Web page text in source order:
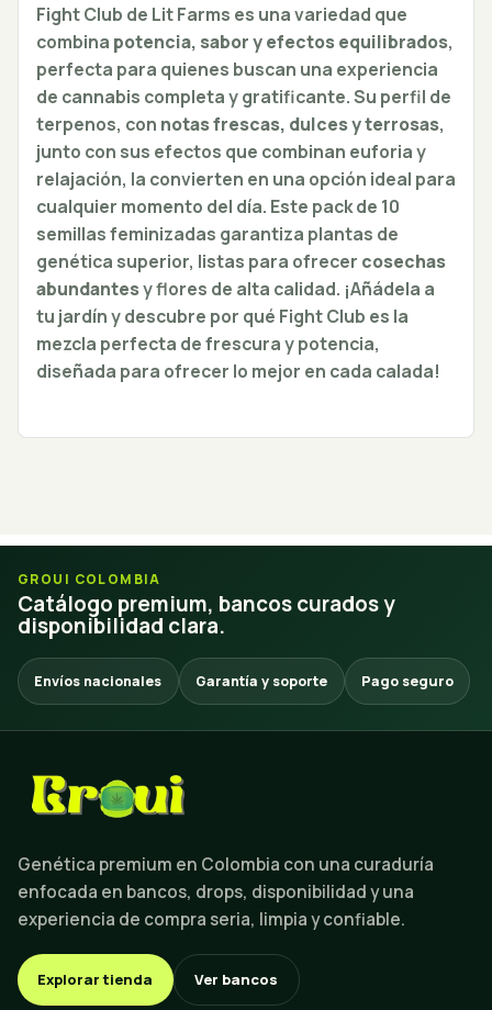
Fight Club de Lit Farms es una variedad que
combina potencia, sabor y efectos equilibrados,
perfecta para quienes buscan una experiencia
de cannabis completa y gratificante. Su perfil de
terpenos, con notas frescas, dulces y terrosas,
junto con sus efectos que combinan euforia y
relajación, la convierten en una opción ideal para
cualquier momento del día. Este pack de 10
semillas feminizadas garantiza plantas de
genética superior, listas para ofrecer cosechas
abundantesy flores de alta calidad. ¡Añádela a
tu jardín y descubre por qué Fight Club es la
mezcla perfecta de frescura y potencia,
diseñada para ofrecer lo mejor en cada calada!
GROUI COLOMBIA
Catálogo premium, bancos curados y
disponibilidad clara.
Envíos nacionales Garantía y soporte Pago seguro
Genética premium en Colombia con una curaduría
enfocada en bancos, drops, disponibilidad y una
experiencia de compra seria, limpia y confiable.
Explorar tienda Ver bancos